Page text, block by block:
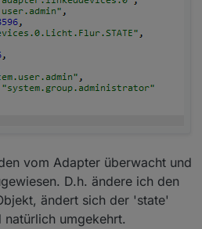
vom Adapter überwacht und
D.h. ändere ich den
ändert sich der 'state'
umgekehrt.